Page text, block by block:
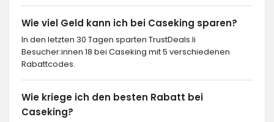
Wie viel Geld kann ich bei Caseking sparen?
In den letzten 30 Tagen sparten TrustDeals.li
Besucher:innen 18 bei Caseking mit 5 verschiedenen
Rabattcodes.
Wie kriege ich den besten Rabatt bei
Caseking?